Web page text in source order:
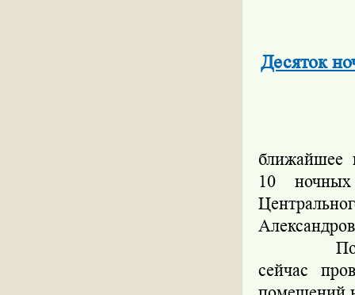
Десяток
ближайшее
10
По его
сейчас